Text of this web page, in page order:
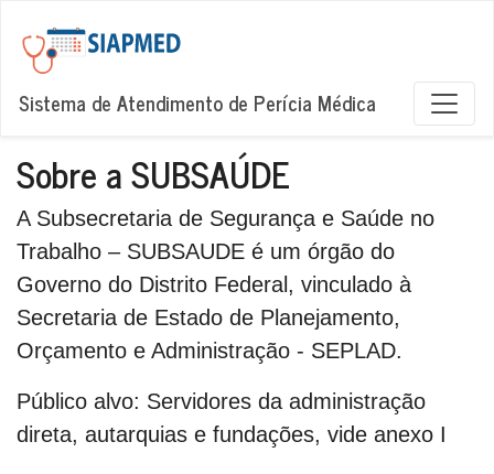
Sistema de Atendimento de Perícia Médica
Sobre a SUBSAÚDE
A Subsecretaria de Segurança e Saúde no
Trabalho – SUBSAUDE é um órgão do
Governo do Distrito Federal, vinculado à
Secretaria de Estado de Planejamento,
Orçamento e Administração - SEPLAD.
Público alvo: Servidores da administração
direta, autarquias e fundações, vide anexo I